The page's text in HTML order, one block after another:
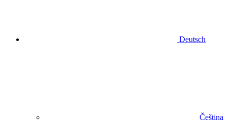
Deutsch
Čeština